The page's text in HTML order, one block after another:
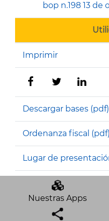
bop n.198 13
Imprimir
Descargar bases (pdf)
Ordenanza fiscal (pdf)
Lugar de
Nuestras Apps